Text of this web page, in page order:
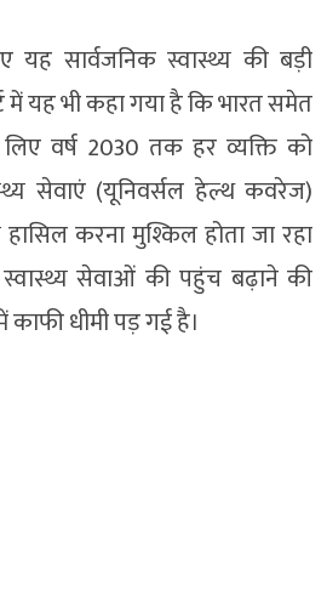
सार्वजनिक स्वास्थ्य की बड़ी
में यह भी कहा गया है कि भारत समेत
वर्ष 2030 तक हर व्यक्ति को
सेवाएं (यूनिवर्सल हेल्थ कवरेज)
करना मुश्किल होता जा रहा
स्वास्थ्य सेवाओं की पहुंच बढ़ाने की
काफी धीमी पड़ गई है।